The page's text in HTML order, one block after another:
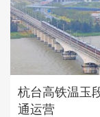
杭台高铁温玉
通运营